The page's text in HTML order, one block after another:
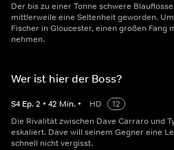
Der bis zu einer Tonne schwere
mittlerweile eine Seltenheit geworden.
Fischer in Gloucester, einen großen Fang
nehmen.
Wer ist hier der Boss?
S4 Ep.2 • 42 Min. • HD
12
Die Rivalität zwischen Dave Carraro und
eskaliert. Dave will seinem Gegner eine
schnell nicht vergisst.